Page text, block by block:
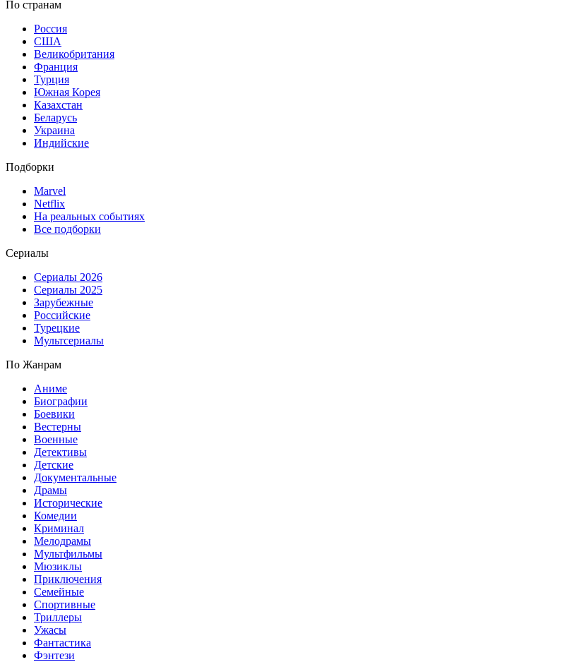
По странам
Россия
США
Великобритания
Франция
Турция
Южная Корея
Казахстан
Беларусь
Украина
Индийские
Подборки
Marvel
Netflix
На реальных событиях
Все подборки
Сериалы
Сериалы 2026
Сериалы 2025
Зарубежные
Российские
Турецкие
Мультсериалы
По Жанрам
Аниме
Биографии
Боевики
Вестерны
Военные
Детективы
Детские
Документальные
Драмы
Исторические
Комедии
Криминал
Мелодрамы
Мультфильмы
Мюзиклы
Приключения
Семейные
Спортивные
Триллеры
Ужасы
Фантастика
Фэнтези